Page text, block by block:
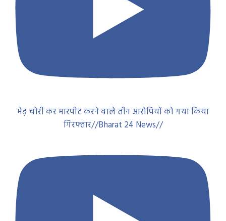
भेड़ चोरी कर मारपीट करने वाले तीन आरोपियों को गया किया
गिरफ्तार//Bharat 24 News//